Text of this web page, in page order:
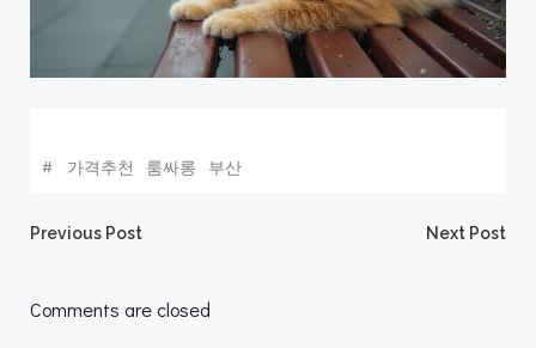
# 가격추천 룸싸롱 부산
Post
navigation
Previous Post Next Post
Comments are closed